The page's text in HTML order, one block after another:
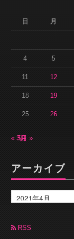
日
月
4 5
11 12
18 19
25 26
« 3月5月 »
アーカイブ
ー
カ
ブRSS